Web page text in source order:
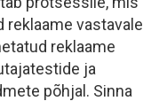
reklaame vastavale
reklaame
ja
põhjal. Sinna